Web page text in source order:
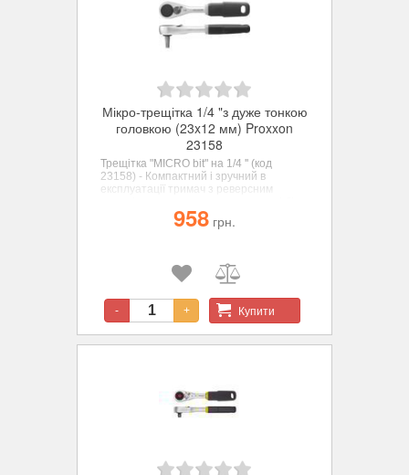
Мікро-трещітка 1/4 "з дуже тонкою
головкою (23x12 мм) Proxxon
23158
Трещітка "MICRO bit" на 1/4 '' (код
23158) - Компактний і зручний в
експлуатації тримач з реверсним
різної конфігурації.
958 грн.
- + Купити